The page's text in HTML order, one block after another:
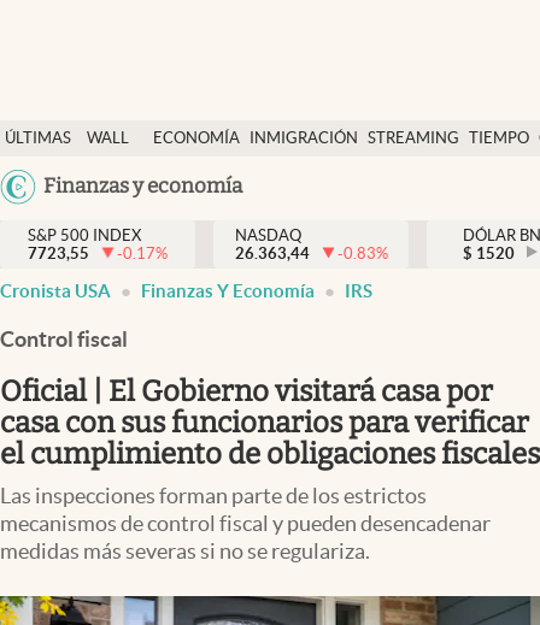
ÚLTIMAS
NOTICIAS
WALL
DÓLAR
ECONOMÍA INMIGRACIÓN STREAMING TIEMPO
México
Finanzas y economía
Finanzas y economía
Wall Street y dólar
Inmigración
Espiritual
Streaming
PC y mobile
Lifestyle
USA
S&P 500 INDEX
7723,55
-0.17%
NASDAQ
26.363,44
-0.83%
DÓLAR
$ 1520
Cronista USA Finanzas Y Economía IRS
Control fiscal
Oficial | El Gobierno visitará casa por
casa con sus funcionarios para verificar
el cumplimiento de obligaciones fiscales
Las inspecciones forman parte de los estrictos
mecanismos de control fiscal y pueden desencadenar
medidas más severas si no se regulariza.